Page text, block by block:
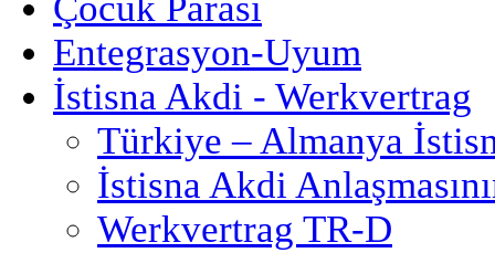
Çocuk Parası
Entegrasyon-Uyum
İstisna Akdi - Werkvertrag
Türkiye – Almanya
İstisna Akdi
Werkvertrag TR-D